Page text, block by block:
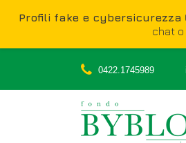
Profili fake e cybersicurezza
chat o
0422.1745989